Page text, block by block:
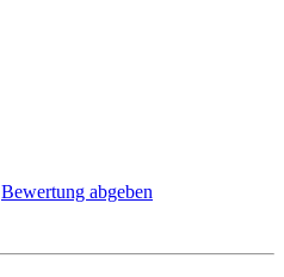
Bewertung abgeben